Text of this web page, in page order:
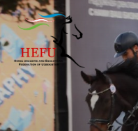
Перейти
к
содержимому